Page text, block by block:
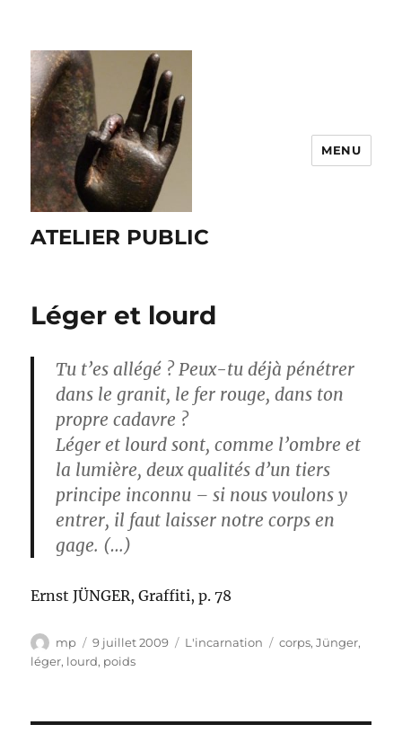
ATELIER PUBLIC
MENU
Léger et lourd
Tu t’es allégé ? Peux-tu déjà pénétrer
dans le granit, le fer rouge, dans ton
propre cadavre ?
Léger et lourd sont, comme l’ombre et
la lumière, deux qualités d’un tiers
principe inconnu – si nous voulons y
entrer, il faut laisser notre corps en
gage. (…)
Ernst JÜNGER, Graffiti, p. 78
Auteur
mp
Publié
le
9 juillet 2009 Catégories
L'incarnation Étiquettes
corps,Jünger,
léger, lourd, poids